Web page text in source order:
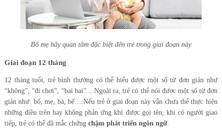
Bố mẹ hãy quan tâm đặc biệt đến trẻ trong giai đoạn này
Giai đoạn 12 tháng
12 tháng tuổi, trẻ bình thường có thể hiểu được một số từ đơn giản như
“không”, “đi chơi”, “bai bai”....Ngoài ra, trẻ có thể nói được một số từ đơn
giản như: bố, mẹ, bà, bế….Nếu trẻ ở giai đoạn này vẫn chưa thể thực hiện
những điều trên hay không phản ứng khi được gọi tên, khi có người giao
tiếp, trẻ có thể đã mắc chứng chậm phát triển ngôn ngữ.